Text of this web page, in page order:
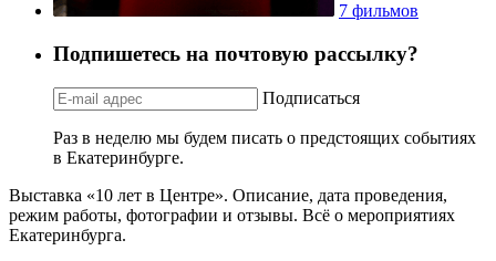
7 фильмов
Подпишетесь на почтовую рассылку?
Подписаться
Раз в неделю мы будем писать о предстоящих событиях
в Екатеринбурге.
Выставка «10 лет в Центре». Описание, дата проведения,
режим работы, фотографии и отзывы. Всё о мероприятиях
Екатеринбурга.